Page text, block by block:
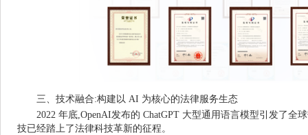
三、技术融合:构建以 AI 为核心的法律服务生态
2022 年底,OpenAI发布的 ChatGPT 大型通用语言模型引发了全
技已经踏上了法律科技革新的征程。